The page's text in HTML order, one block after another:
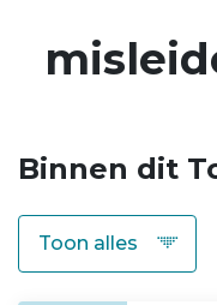
Binnen dit